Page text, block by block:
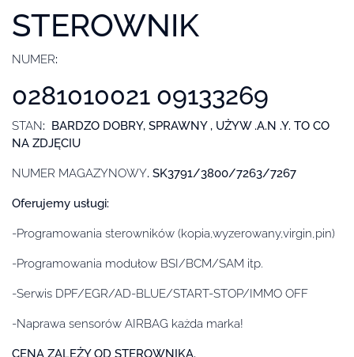
STEROWNIK
NUMER:
0281010021 09133269
STAN: BARDZO DOBRY, SPRAWNY , UŻYW .A.N .Y. TO CO
NA ZDJĘCIU
NUMER MAGAZYNOWY. SK3791/3800/7263/7267
Oferujemy usługi:
-Programowania sterowników (kopia,wyzerowany,virgin,pin)
-Programowania modułow BSI/BCM/SAM itp.
-Serwis DPF/EGR/AD-BLUE/START-STOP/IMMO OFF
-Naprawa sensorów AIRBAG każda marka!
CENA ZALEŻY OD STEROWNIKA.